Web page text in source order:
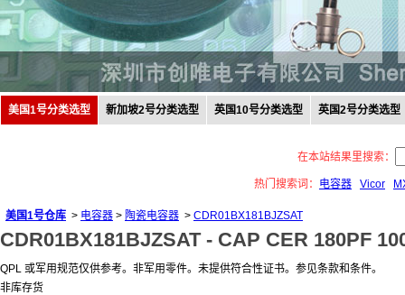
美国1号分类选型 新加坡2号分类选型 英国10号分类选型 英国2号分类选型
在本站结果里搜索：
热门搜索词： 电容器 Vicor
美国1号仓库 > 电容器 > 陶瓷电容器 > CDR01BX181BJZSAT
CDR01BX181BJZSAT - CAP CER 180PF
QPL 或军用规范仅供参考。非军用零件。未提供符合性证书。参见条款和条件。
非库存货